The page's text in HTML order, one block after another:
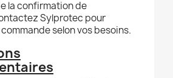
la confirmation de
Sylprotec pour
selon vos besoins.